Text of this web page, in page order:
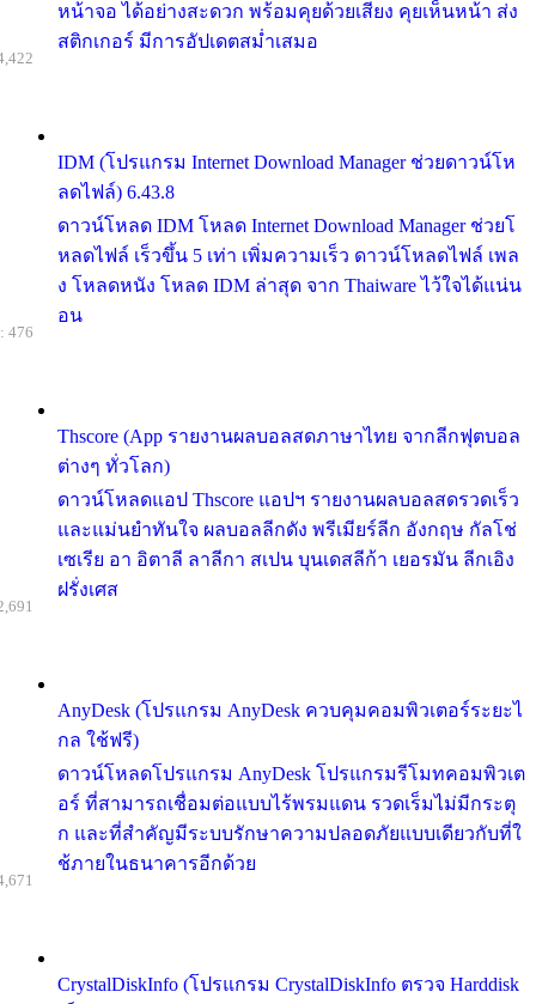
หน้าจอ ได้อย่างสะดวก พร้อมคุยด้วยเสียง คุยเห็นหน้า ส่ง
สติกเกอร์ มีการอัปเดตสม่ำเสมอ
IDM (โปรแกรม Internet Download Manager ช่วยดาวน์โห
ลดไฟล์) 6.43.8
ดาวน์โหลด IDM โหลด Internet Download Manager ช่วยโ
หลดไฟล์ เร็วขึ้น 5 เท่า เพิ่มความเร็ว ดาวน์โหลดไฟล์ เพล
ง โหลดหนัง โหลด IDM ล่าสุด จาก Thaiware ไว้ใจได้แน่น
อน
Thscore (App รายงานผลบอลสดภาษาไทย จากลีกฟุตบอล
ต่างๆ ทั่วโลก)
ดาวน์โหลดแอป Thscore แอปฯ รายงานผลบอลสดรวดเร็ว
และแม่นยำทันใจ ผลบอลลีกดัง พรีเมียร์ลีก อังกฤษ กัลโช่
เซเรีย อา อิตาลี ลาลีกา สเปน บุนเดสลีก้า เยอรมัน ลีกเอิง
ฝรั่งเศส
476
AnyDesk (โปรแกรม AnyDesk ควบคุมคอมพิวเตอร์ระยะไ
กล ใช้ฟรี)
ดาวน์โหลดโปรแกรม AnyDesk โปรแกรมรีโมทคอมพิวเต
อร์ ที่สามารถเชื่อมต่อแบบไร้พรมแดน รวดเร็มไม่มีกระตุ
ก และที่สำคัญมีระบบรักษาความปลอดภัยแบบเดียวกับที่ใ
ช้ภายในธนาคารอีกด้วย
CrystalDiskInfo (โปรแกรม CrystalDiskInfo ตรวจ Harddisk